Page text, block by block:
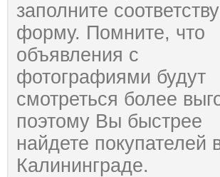
заполните
форму. Помните, что
объявления с
фотографиями будут
смотреться более
поэтому Вы быстрее
найдете покупателей
Калининграде.